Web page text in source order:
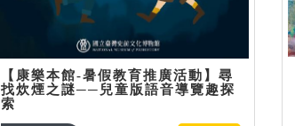
【康樂本館-暑假教育推廣活動】尋
找炊煙之謎──兒童版語音導覽趣探
索